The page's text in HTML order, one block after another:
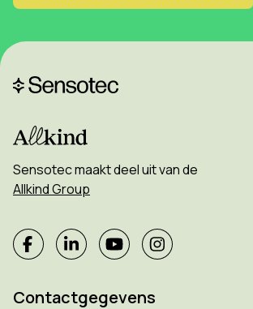
Sensotec maakt deel uit van de
Allkind Group
Contactgegevens